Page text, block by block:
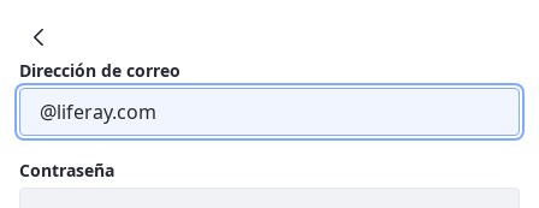
Dirección de correo
Contraseña